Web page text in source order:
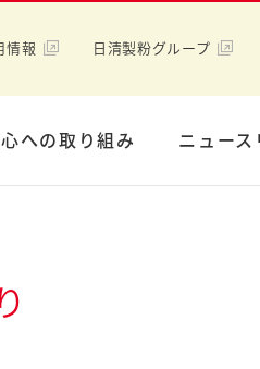
情報 日清製粉グループ
への取り組み ニュース